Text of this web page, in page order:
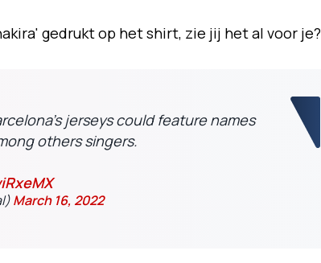
gedrukt op het shirt, zie jij het al voor je?
jerseys could feature names
others singers.
March 16, 2022